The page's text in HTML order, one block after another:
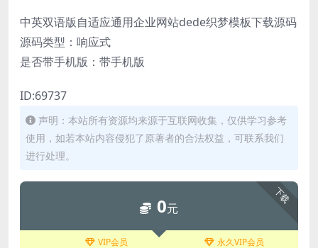
中英双语版自适应通用企业网站dede织梦模板下载源码
源码类型：响应式
是否带手机版：带手机版
ID:69737
声明：本站所有资源均来源于互联网收集，仅供学习参考
使用，如若本站内容侵犯了原著者的合法权益，可联系我们
进行处理。
下载
0元
VIP会员 永久VIP会员